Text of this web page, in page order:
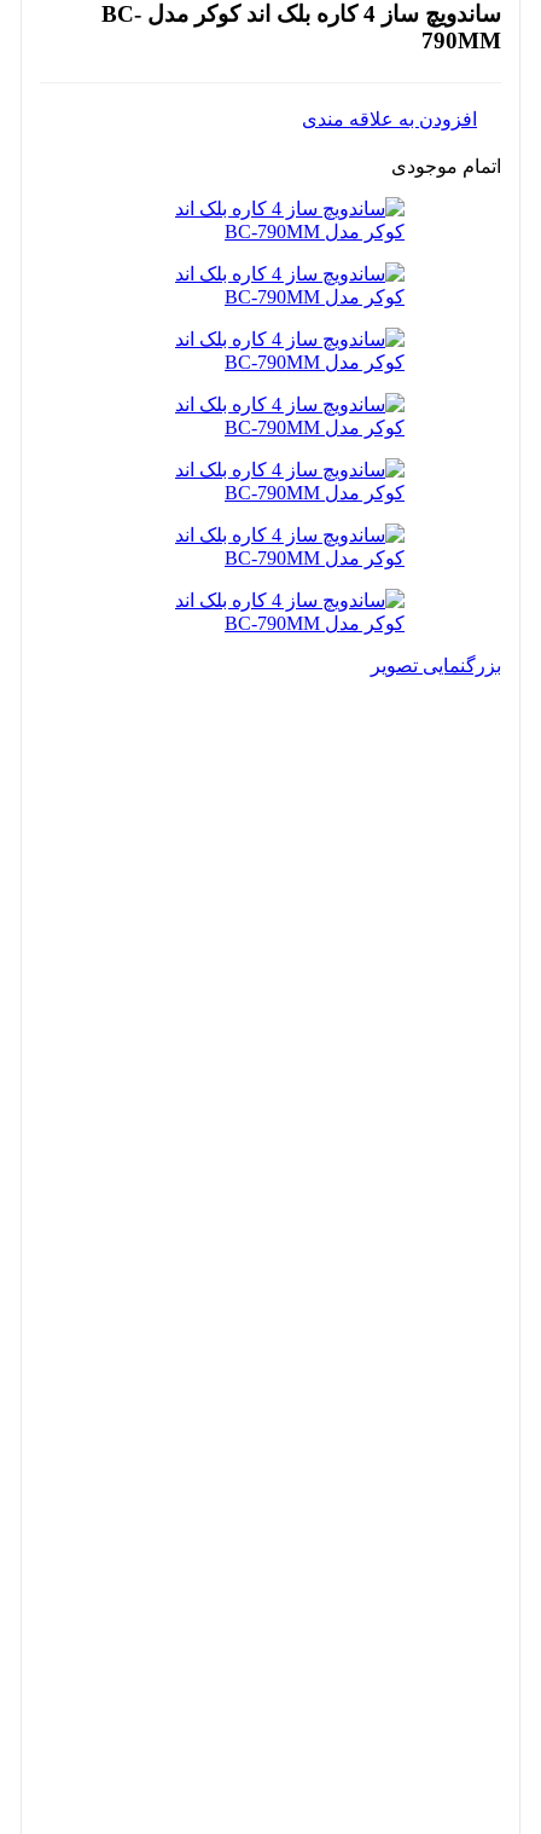
ساندویچ ساز 4 کاره بلک اند کوکر مدل BC-
790MM
افزودن به علاقه مندی
اتمام موجودی
بزرگنمایی تصویر